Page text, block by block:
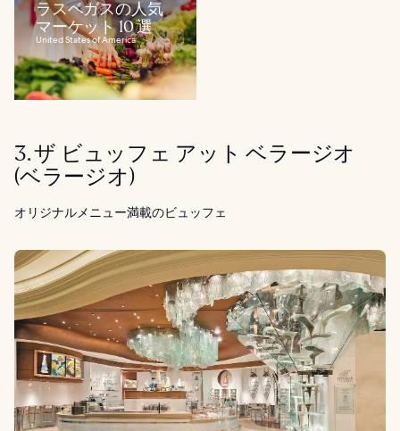
ラスベガスの人気
マーケット 10 選
United States of America
3. ザ ビュッフェ アット ベラージオ
(ベラージオ)
オリジナルメニュー満載のビュッフェ